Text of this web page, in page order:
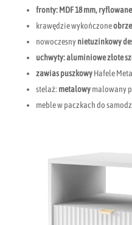
fronty: MDF 18 mm, ryflowane
krawędzie wykończone
nowoczesnynietuzinkowy
uchwyty: aluminiowe złote
zawias puszkowyHafele
stelaż: metalowymalowany
meble w paczkach do